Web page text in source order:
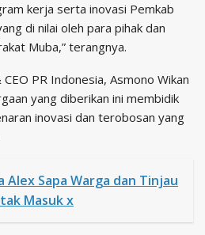
kerja serta inovasi Pemkab
di nilai oleh para pihak dan
Muba,” terangnya.
PR Indonesia, Asmono Wikan
yang diberikan ini membidik
inovasi dan terobosan yang
Alex Sapa Warga dan Tinjau
Masuk x